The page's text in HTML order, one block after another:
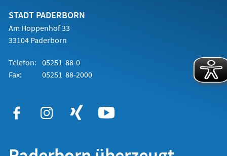
STADT PADERBORN
Am Hoppenhof 33
33104 Paderborn
Telefon: 05251 88-0
Fax:
05251 88-2000